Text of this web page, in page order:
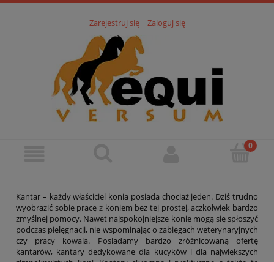
Zarejestruj się Zaloguj się
Kantar – każdy właściciel konia posiada chociaż jeden. Dziś trudno
wyobrazić sobie pracę z koniem bez tej prostej, aczkolwiek bardzo
zmyślnej pomocy. Nawet najspokojniejsze konie mogą się spłoszyć
podczas pielęgnacji, nie wspominając o zabiegach weterynaryjnych
czy pracy kowala. Posiadamy bardzo zróżnicowaną ofertę
kantarów, kantary dedykowane dla kucyków i dla największych